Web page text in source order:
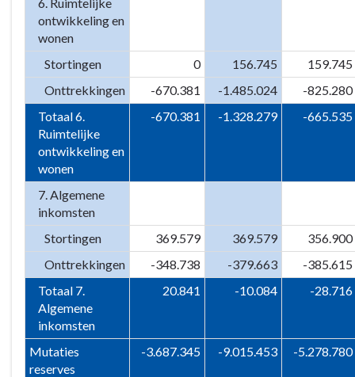
ontwikkeling en
wonen
Stortingen
0 156.745
159.745
Onttrekkingen
-670.381 -1.485.024
-825.280
Totaal 6.
Ruimtelijke
ontwikkeling en
wonen
-670.381 -1.328.279 -665.535
7. Algemene
inkomsten
Stortingen
369.579 369.579
356.900
Onttrekkingen
-348.738 -379.663
-385.615
Totaal 7.
Algemene
inkomsten
20.841 -10.084 -28.716
Mutaties
reserves
-3.687.345 -9.015.453 -5.278.780